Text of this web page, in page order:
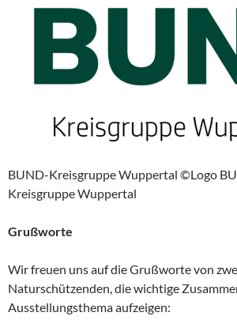
BUND-Kreisgruppe Wuppertal ©Logo
Kreisgruppe Wuppertal
Grußworte
Wir freuen uns auf die Grußworte von
Naturschützenden, die wichtige
Ausstellungsthema aufzeigen: